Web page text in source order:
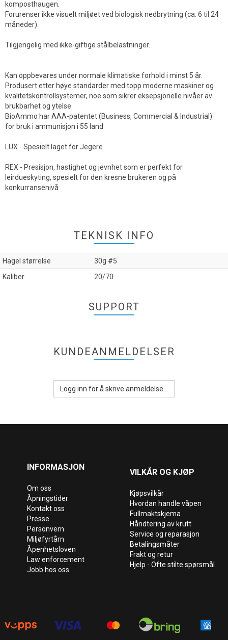
komposthaugen.
Forurenser ikke visuelt miljøet ved biologisk nedbrytning (ca. 6 til 24
måneder).
Tilgjengelig med ikke-giftige stålbelastninger.
Kan oppbevares under normale klimatiske forhold i minst 5 år.
Produsert etter høye standarder med topp moderne maskiner og
kvalitetskontrollsystemer, noe som sikrer eksepsjonelle nivåer av
brukbarhet og ytelse.
BioAmmo har AAA-patentet (Business, Commercial & Industrial)
for bruk i ammunisjon i 55 land
LUX - Spesielt laget for Jegere.
REX - Presisjon, hastighet og jevnhet som er perfekt for
leirdueskyting, spesielt for den kresne brukeren og på
konkurransenivå
TEKNISK INFO
Hagel størrelse
30g #5
Kaliber
20/70
SUPPORT
KUNDEANMELDELSER
Logg inn for å skrive anmeldelse...
INFORMASJON
Om oss
Åpningstider
Kontakt oss
Presse
Personvern
Miljøfyrtårn
Åpenhetsloven
Law enforcement
Jobb hos oss
VILKÅR OG KJØP
Kjøpsvilkår
Hvordan handle våpen
Fullmaktskjema
Håndtering av krutt
Service og reparasjon
Betalingsmåter
Frakt og retur
Hjelp - Ofte stilte spørsmål